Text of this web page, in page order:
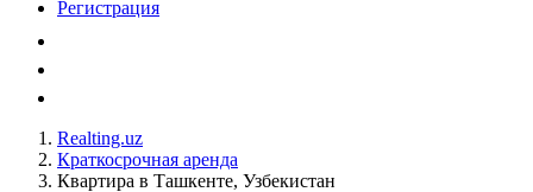
Регистрация
Realting.uz
Краткосрочная аренда
Квартира в Ташкенте, Узбекистан